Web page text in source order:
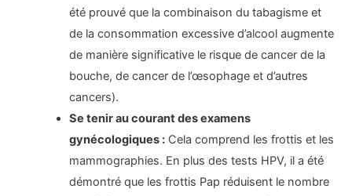
été prouvé que la combinaison du tabagisme et
de la consommation excessive d’alcool augmente
de manière significative le risque de cancer de la
bouche, de cancer de l’œsophage et d’autres
cancers).
Se tenir au courant des examens
gynécologiques : Cela comprend les frottis et les
mammographies. En plus des tests HPV, il a été
démontré que les frottis Pap réduisent le nombre